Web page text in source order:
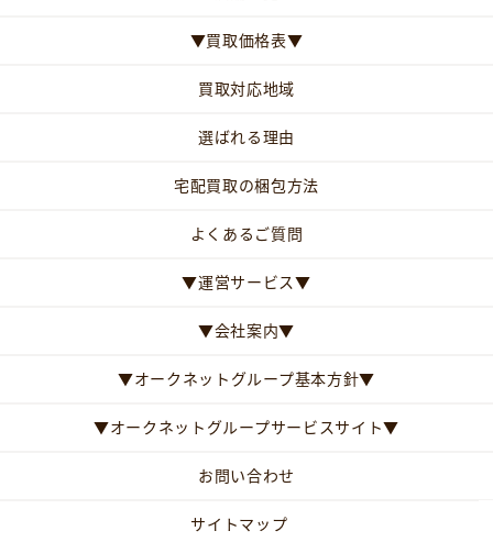
▼買取価格表▼
買取対応地域
選ばれる理由
宅配買取の梱包方法
よくあるご質問
▼運営サービス▼
▼会社案内▼
▼オークネットグループ基本方針▼
▼オークネットグループサービスサイト▼
お問い合わせ
サイトマップ